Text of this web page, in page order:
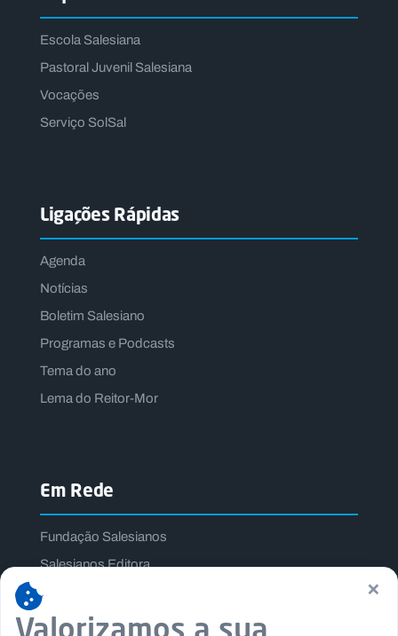
Escola Salesiana
Pastoral Juvenil Salesiana
Vocações
Serviço SolSal
Ligações Rápidas
Agenda
Notícias
Boletim Salesiano
Programas e Podcasts
Tema do ano
Lema do Reitor-Mor
Em Rede
Fundação Salesianos
Salesianos Editora
Família Salesiana
Missão Dom Bosco
×
Valorizamos a sua